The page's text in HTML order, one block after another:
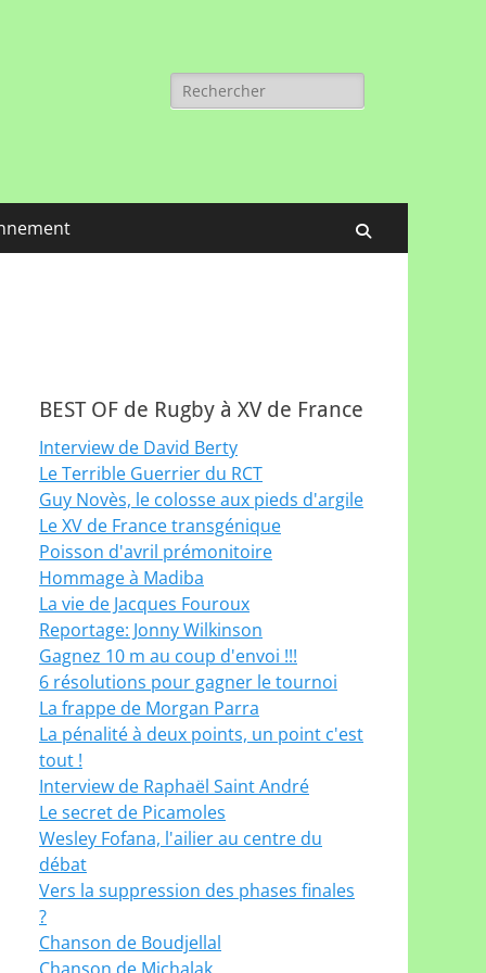
Rechercher :
BEST OF de Rugby à XV de France
Interview de David Berty
Le Terrible Guerrier du RCT
Guy Novès, le colosse aux pieds d'argile
Le XV de France transgénique
Poisson d'avril prémonitoire
Hommage à Madiba
La vie de Jacques Fouroux
Reportage: Jonny Wilkinson
Gagnez 10 m au coup d'envoi !!!
6 résolutions pour gagner le tournoi
La frappe de Morgan Parra
La pénalité à deux points, un point c'est
tout !
Interview de Raphaël Saint André
Le secret de Picamoles
Wesley Fofana, l'ailier au centre du
débat
Vers la suppression des phases finales
?
Chanson de Boudjellal